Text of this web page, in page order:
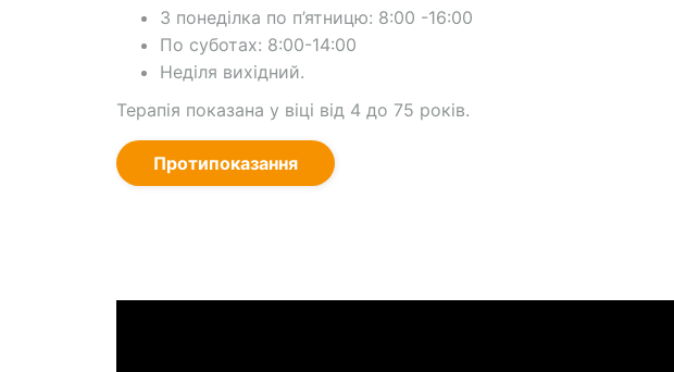
З понеділка по п’ятницю: 8:00 -16:00
По суботах: 8:00-14:00
Неділя вихідний.
Терапія показана у віці від 4 до 75 років.
Протипоказання